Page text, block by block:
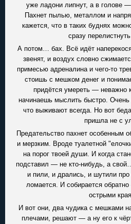
уже ладони липнут, а в голове
Пахнет пылью, металлом и
кажется, что в таких буднях
сразу
А потом… бах. Всё идёт
звенят, и воздух словно
примесью адреналина и чего-то
стоишь с мешком денег и
придётся умереть — неважно
начинаешь мыслить быстро.
что выживают всегда. Но вот
пришла не с
Предательство пахнет особенным
и мерзким. Вроде туалетной
на порог твоей души. И когда
подставил — не кто-нибудь, а
и пили, и дрались, и шутили
ломается. И собирается
острыми
И вот они, два чудика с мешками
плечами, решают — а ну его к